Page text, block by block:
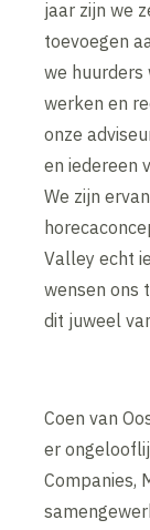
jaar zijn we
toevoegen
we huurders
werken en
onze
en iedereen
We zijn
Valley echt
wensen ons
dit juweel
Coen van
er
Companies,